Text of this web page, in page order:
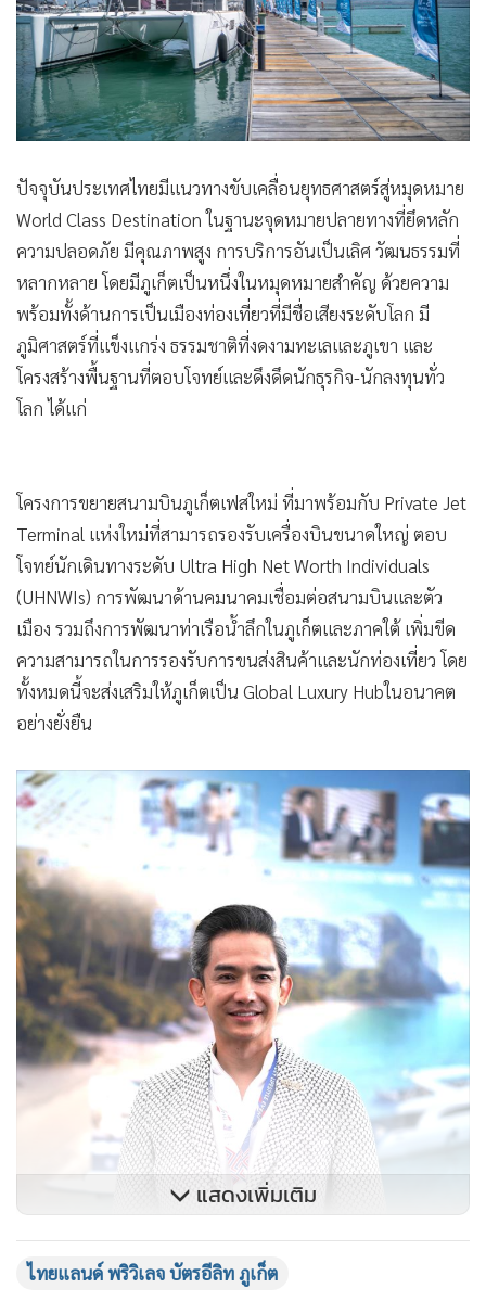
• Gotomanager
ปัจจุบันประเทศไทยมีแนวทางขับเคลื่อนยุทธศาสตร์สู่หมุดหมาย
World Class Destination ในฐานะจุดหมายปลายทางที่ยึดหลัก
ความปลอดภัย มีคุณภาพสูง การบริการอันเป็นเลิศ วัฒนธรรมที่
หลากหลาย โดยมีภูเก็ตเป็นหนึ่งในหมุดหมายสำคัญ ด้วยความ
พร้อมทั้งด้านการเป็นเมืองท่องเที่ยวที่มีชื่อเสียงระดับโลก มี
ภูมิศาสตร์ที่แข็งแกร่ง ธรรมชาติที่งดงามทะเลและภูเขา และ
โครงสร้างพื้นฐานที่ตอบโจทย์และดึงดึดนักธุรกิจ-นักลงทุนทั่ว
โลก ได้แก่
โครงการขยายสนามบินภูเก็ตเฟสใหม่ ที่มาพร้อมกับ Private Jet
Terminal แห่งใหม่ที่สามารถรองรับเครื่องบินขนาดใหญ่ ตอบ
โจทย์นักเดินทางระดับ Ultra High Net Worth Individuals
(UHNWIs) การพัฒนาด้านคมนาคมเชื่อมต่อสนามบินและตัว
เมือง รวมถึงการพัฒนาท่าเรือน้ำลึกในภูเก็ตและภาคใต้ เพิ่มขีด
ความสามารถในการรองรับการขนส่งสินค้าและนักท่องเที่ยว โดย
ทั้งหมดนี้จะส่งเสริมให้ภูเก็ตเป็น Global Luxury Hubในอนาคต
อย่างยั่งยืน
แสดงเพิ่มเติม
ไทยแลนด์ พริวิเลจ บัตรอีลิท ภูเก็ต